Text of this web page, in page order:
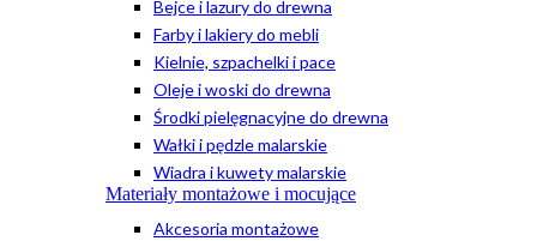
Bejce i lazury do drewna
Farby i lakiery do mebli
Kielnie, szpachelki i pace
Oleje i woski do drewna
Środki pielęgnacyjne do drewna
Wałki i pędzle malarskie
Wiadra i kuwety malarskie
Materiały montażowe i mocujące
Akcesoria montażowe